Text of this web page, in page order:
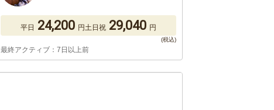
平日 24,200 円土日祝 29,040 円
最終アクティブ：7日以上前